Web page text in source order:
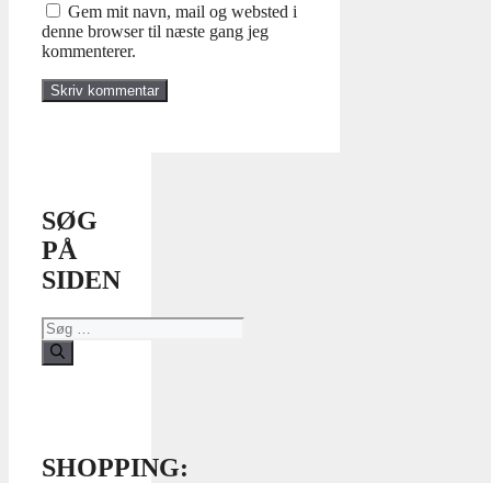
Gem mit navn, mail og websted i
denne browser til næste gang jeg
kommenterer.
SØG
PÅ
SIDEN
Søg
efter:
SHOPPING: